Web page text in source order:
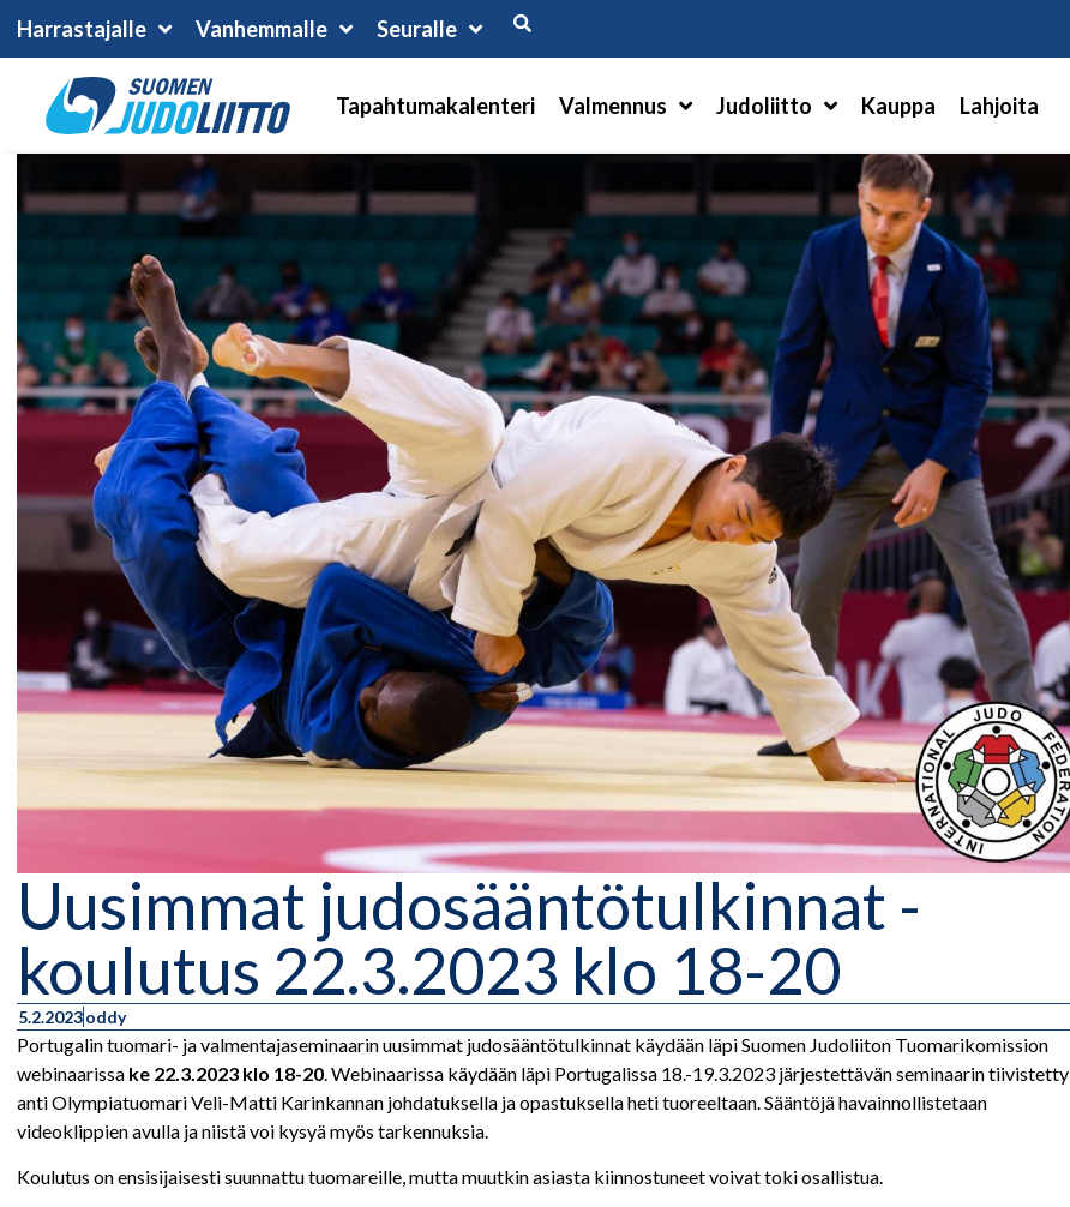
Harrastajalle Vanhemmalle Seuralle
Tapahtumakalenteri Valmennus Judoliitto Kauppa Lahjoita
Uusimmat judosääntötulkinnat -
koulutus 22.3.2023 klo 18-20
5.2.2023oddy
Portugalin tuomari- ja valmentajaseminaarin uusimmat judosääntötulkinnat käydään läpi Suomen Judoliiton Tuomarikomission
webinaarissa ke 22.3.2023 klo 18-20. Webinaarissa käydään läpi Portugalissa 18.-19.3.2023 järjestettävän seminaarin tiivistetty
anti Olympiatuomari Veli-Matti Karinkannan johdatuksella ja opastuksella heti tuoreeltaan. Sääntöjä havainnollistetaan
videoklippien avulla ja niistä voi kysyä myös tarkennuksia.
Koulutus on ensisijaisesti suunnattu tuomareille, mutta muutkin asiasta kiinnostuneet voivat toki osallistua.